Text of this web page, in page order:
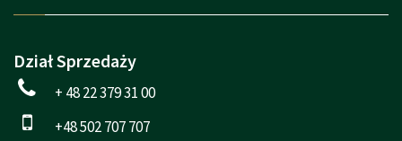
Dział Sprzedaży
+ 48 22 379 31 00
+48 502 707 707